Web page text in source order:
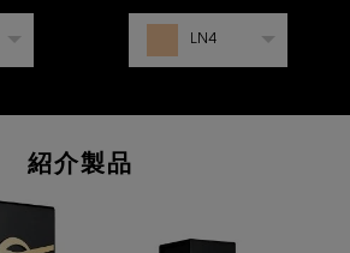
LN4
紹介製品